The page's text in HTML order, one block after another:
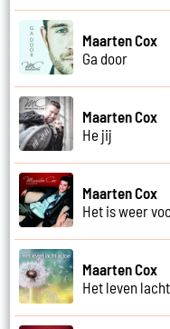
Maarten Cox
Ga door
Maarten Cox
He jij
Maarten Cox
Het is weer
Maarten Cox
Het leven